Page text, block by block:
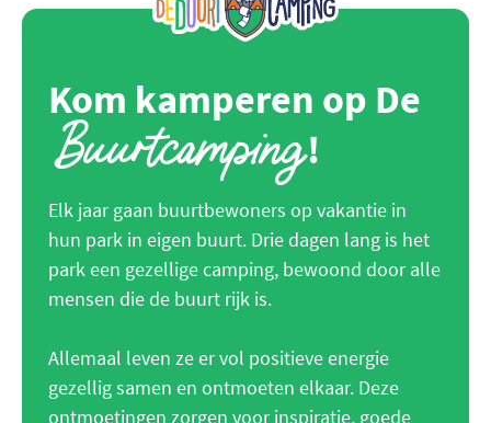
Kom kamperen op De
Buurtcamping!
Elk jaar gaan buurtbewoners op vakantie in
hun park in eigen buurt. Drie dagen lang is het
park een gezellige camping, bewoond door alle
mensen die de buurt rijk is.
Allemaal leven ze er vol positieve energie
gezellig samen en ontmoeten elkaar. Deze
ontmoetingen zorgen voor inspiratie, goede